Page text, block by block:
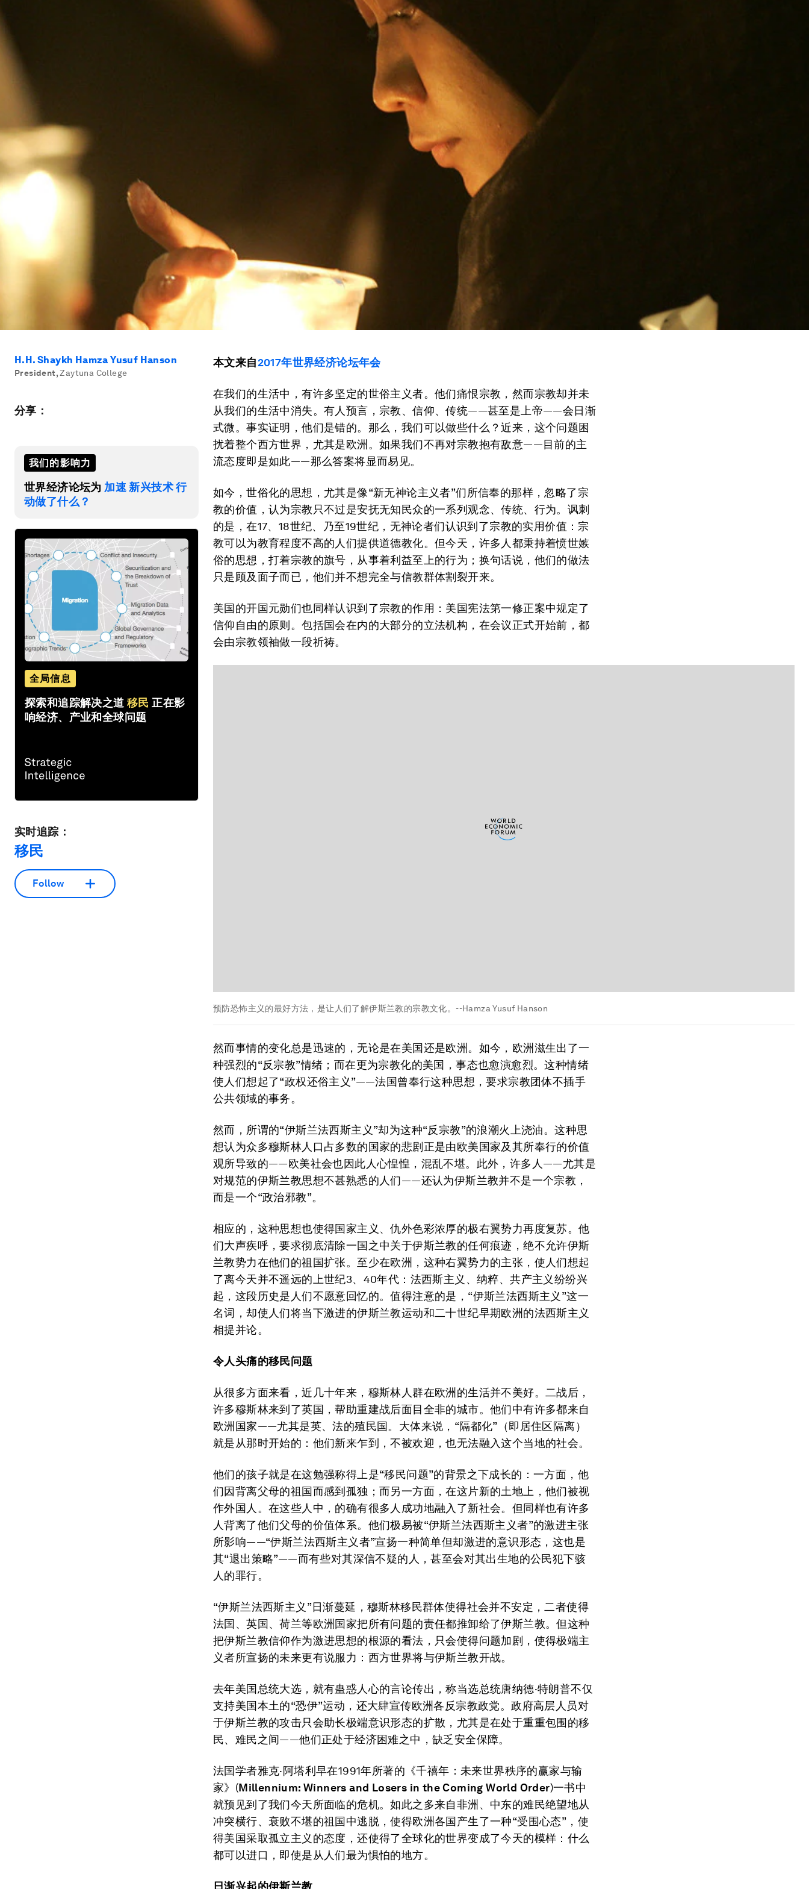
H.H. Shaykh Hamza Yusuf Hanson
President, Zaytuna College
分享：
我们的影响力
世界经济论坛为 加速 新兴技术 行
动做了什么？
全局信息
探索和追踪解决之道 移民 正在影
响经济、产业和全球问题
实时追踪：
移民
Follow
本文来自2017年世界经济论坛年会
在我们的生活中，有许多坚定的世俗主义者。他们痛恨宗教，然而宗教却并未
从我们的生活中消失。有人预言，宗教、信仰、传统——甚至是上帝——会日渐
式微。事实证明，他们是错的。那么，我们可以做些什么？近来，这个问题困
扰着整个西方世界，尤其是欧洲。如果我们不再对宗教抱有敌意——目前的主
流态度即是如此——那么答案将显而易见。
如今，世俗化的思想，尤其是像“新无神论主义者”们所信奉的那样，忽略了宗
教的价值，认为宗教只不过是安抚无知民众的一系列观念、传统、行为。讽刺
的是，在17、18世纪、乃至19世纪，无神论者们认识到了宗教的实用价值：宗
教可以为教育程度不高的人们提供道德教化。但今天，许多人都秉持着愤世嫉
俗的思想，打着宗教的旗号，从事着利益至上的行为；换句话说，他们的做法
只是顾及面子而已，他们并不想完全与信教群体割裂开来。
美国的开国元勋们也同样认识到了宗教的作用：美国宪法第一修正案中规定了
信仰自由的原则。包括国会在内的大部分的立法机构，在会议正式开始前，都
会由宗教领袖做一段祈祷。
预防恐怖主义的最好方法，是让人们了解伊斯兰教的宗教文化。--Hamza Yusuf Hanson
然而事情的变化总是迅速的，无论是在美国还是欧洲。如今，欧洲滋生出了一
种强烈的“反宗教”情绪；而在更为宗教化的美国，事态也愈演愈烈。这种情绪
使人们想起了“政权还俗主义”——法国曾奉行这种思想，要求宗教团体不插手
公共领域的事务。
然而，所谓的“伊斯兰法西斯主义”却为这种“反宗教”的浪潮火上浇油。这种思
想认为众多穆斯林人口占多数的国家的悲剧正是由欧美国家及其所奉行的价值
观所导致的——欧美社会也因此人心惶惶，混乱不堪。此外，许多人——尤其是
对规范的伊斯兰教思想不甚熟悉的人们——还认为伊斯兰教并不是一个宗教，
而是一个“政治邪教”。
相应的，这种思想也使得国家主义、仇外色彩浓厚的极右翼势力再度复苏。他
们大声疾呼，要求彻底清除一国之中关于伊斯兰教的任何痕迹，绝不允许伊斯
兰教势力在他们的祖国扩张。至少在欧洲，这种右翼势力的主张，使人们想起
了离今天并不遥远的上世纪3、40年代：法西斯主义、纳粹、共产主义纷纷兴
起，这段历史是人们不愿意回忆的。值得注意的是，“伊斯兰法西斯主义”这一
名词，却使人们将当下激进的伊斯兰教运动和二十世纪早期欧洲的法西斯主义
相提并论。
令人头痛的移民问题
从很多方面来看，近几十年来，穆斯林人群在欧洲的生活并不美好。二战后，
许多穆斯林来到了英国，帮助重建战后面目全非的城市。他们中有许多都来自
欧洲国家——尤其是英、法的殖民国。大体来说，“隔都化”（即居住区隔离）
就是从那时开始的：他们新来乍到，不被欢迎，也无法融入这个当地的社会。
他们的孩子就是在这勉强称得上是“移民问题”的背景之下成长的：一方面，他
们因背离父母的祖国而感到孤独；而另一方面，在这片新的土地上，他们被视
作外国人。在这些人中，的确有很多人成功地融入了新社会。但同样也有许多
人背离了他们父母的价值体系。他们极易被“伊斯兰法西斯主义者”的激进主张
所影响——“伊斯兰法西斯主义者”宣扬一种简单但却激进的意识形态，这也是
其“退出策略”——而有些对其深信不疑的人，甚至会对其出生地的公民犯下骇
人的罪行。
“伊斯兰法西斯主义”日渐蔓延，穆斯林移民群体使得社会并不安定，二者使得
法国、英国、荷兰等欧洲国家把所有问题的责任都推卸给了伊斯兰教。但这种
把伊斯兰教信仰作为激进思想的根源的看法，只会使得问题加剧，使得极端主
义者所宣扬的未来更有说服力：西方世界将与伊斯兰教开战。
去年美国总统大选，就有蛊惑人心的言论传出，称当选总统唐纳德·特朗普不仅
支持美国本土的“恐伊”运动，还大肆宣传欧洲各反宗教政党。政府高层人员对
于伊斯兰教的攻击只会助长极端意识形态的扩散，尤其是在处于重重包围的移
民、难民之间——他们正处于经济困难之中，缺乏安全保障。
法国学者雅克·阿塔利早在1991年所著的《千禧年：未来世界秩序的赢家与输
家》(Millennium: Winners and Losers in the Coming World Order)一书中
就预见到了我们今天所面临的危机。如此之多来自非洲、中东的难民绝望地从
冲突横行、衰败不堪的祖国中逃脱，使得欧洲各国产生了一种“受围心态”，使
得美国采取孤立主义的态度，还使得了全球化的世界变成了今天的模样：什么
都可以进口，即使是从人们最为惧怕的地方。